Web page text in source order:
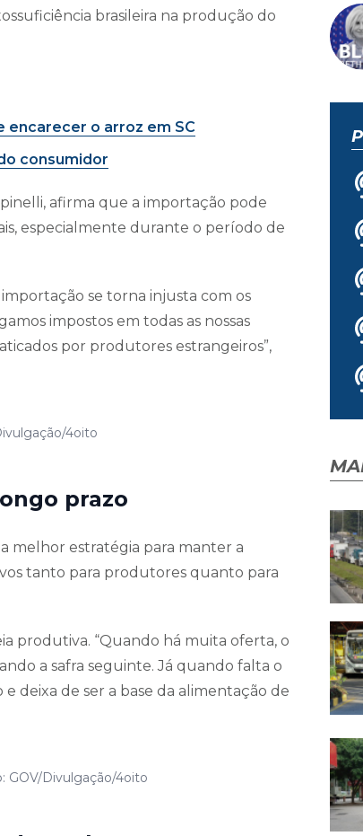
brasileira na produção do
encarecer o arroz em SC
consumidor
afirma que a importação pode
especialmente durante o período de
se torna injusta com os
impostos em todas as nossas
por produtores estrangeiros”,
4oito
prazo
melhor estratégia para manter a
tanto para produtores quanto para
produtiva. “Quando há muita oferta, o
a safra seguinte. Já quando falta o
deixa de ser a base da alimentação de
GOV/Divulgação/4oito